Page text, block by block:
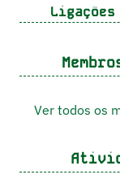
Ligações
Ver todos os